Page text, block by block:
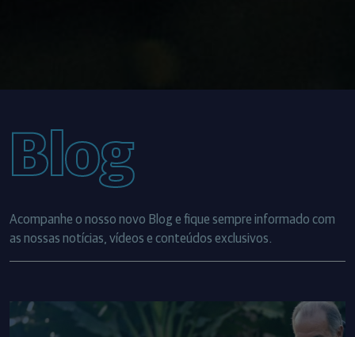
Blog
Acompanhe o nosso novo Blog e fique sempre informado com
as nossas notícias, vídeos e conteúdos exclusivos.